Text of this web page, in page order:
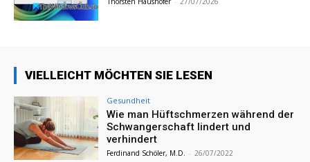
VIELLEICHT MÖCHTEN SIE LESEN
Gesundheit
Wie man Hüftschmerzen während der
Schwangerschaft lindert und
verhindert
Ferdinand Schöler, M.D. - 26/07/2022